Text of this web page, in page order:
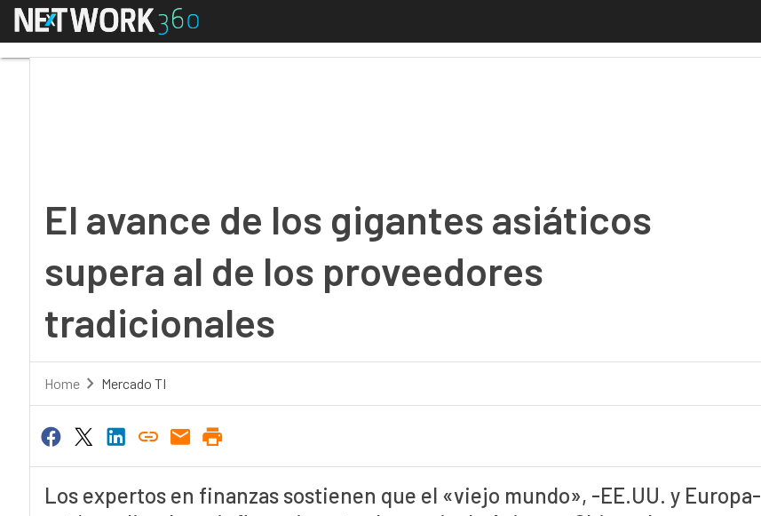
Menú
El avance de los gigantes asiáticos
supera al de los proveedores
tradicionales
Home Mercado TI
Los expertos en finanzas sostienen que el «viejo mundo», -EE.UU. y Europa-